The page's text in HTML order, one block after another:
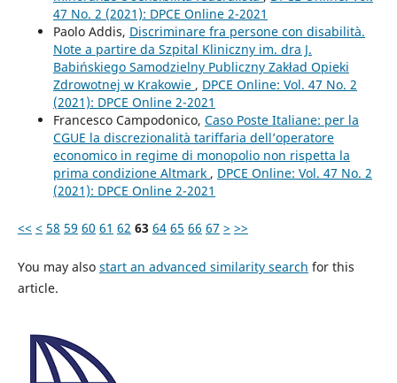
47 No. 2 (2021): DPCE Online 2-2021
Paolo Addis, Discriminare fra persone con disabilità.
Note a partire da Szpital Kliniczny im. dra J.
Babińskiego Samodzielny Publiczny Zakład Opieki
Zdrowotnej w Krakowie , DPCE Online: Vol. 47 No. 2
(2021): DPCE Online 2-2021
Francesco Campodonico, Caso Poste Italiane: per la
CGUE la discrezionalità tariffaria dell’operatore
economico in regime di monopolio non rispetta la
prima condizione Altmark , DPCE Online: Vol. 47 No. 2
(2021): DPCE Online 2-2021
<< < 58 59 60 61 62 63 64 65 66 67 > >>
You may also start an advanced similarity search for this
article.